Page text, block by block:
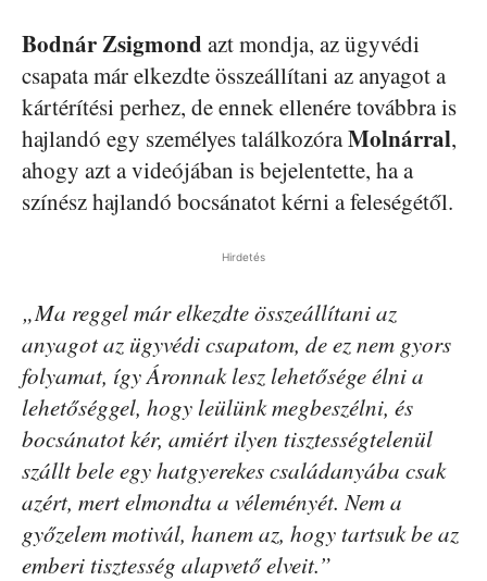
Bodnár Zsigmond azt mondja, az ügyvédi
csapata már elkezdte összeállítani az anyagot a
kártérítési perhez, de ennek ellenére továbbra is
hajlandó egy személyes találkozóraMolnárral,
ahogy azt a videójában is bejelentette, ha a
színész hajlandó bocsánatot kérni a feleségétől.
Hirdetés
„Ma reggel már elkezdte összeállítani az
anyagot az ügyvédi csapatom, de ez nem gyors
folyamat, így Áronnak lesz lehetősége élni a
lehetőséggel, hogy leülünk megbeszélni, és
bocsánatot kér, amiért ilyen tisztességtelenül
szállt bele egy hatgyerekes családanyába csak
azért, mert elmondta a véleményét. Nem a
győzelem motivál, hanem az, hogy tartsuk be az
emberi tisztesség alapvető elveit.”